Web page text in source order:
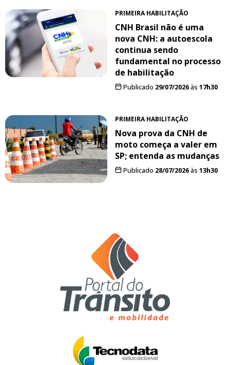
PRIMEIRA HABILITAÇÃO
CNH Brasil não é uma
nova CNH: a autoescola
continua sendo
fundamental no processo
de habilitação
Publicado 29/07/2026às 17h30
PRIMEIRA HABILITAÇÃO
Nova prova da CNH de
moto começa a valer em
SP; entenda as mudanças
Publicado 28/07/2026às 13h30